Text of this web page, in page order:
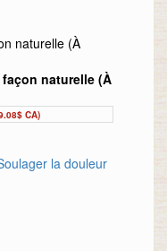
naturelle (À
CA)
la douleur